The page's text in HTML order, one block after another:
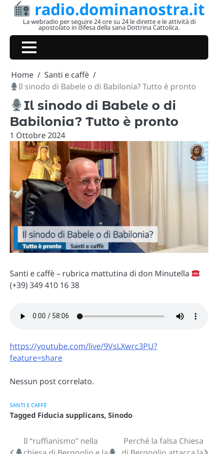
Skip
radio.dominanostra.it
La webradio per seguire 24 ore su 24 le dirette e le attività di
apostolato in difesa della sana Dottrina Cattolica.
Home
Santi e caffè
Il sinodo di Babele o di Babilonia? Tutto è pronto
Il sinodo di Babele o di
Babilonia? Tutto è pronto
1 Ottobre 2024
Santi e caffè – rubrica mattutina di don Minutella
(+39) 349 410 16 38
https://youtube.com/live/9VsLXwrc3PU?
feature=share
Nessun post correlato.
SANTI E CAFFÈ
Tagged Fiducia supplicans, Sinodo
Navigazione
Il “ruffianismo” nella
Perché la falsa Chiesa